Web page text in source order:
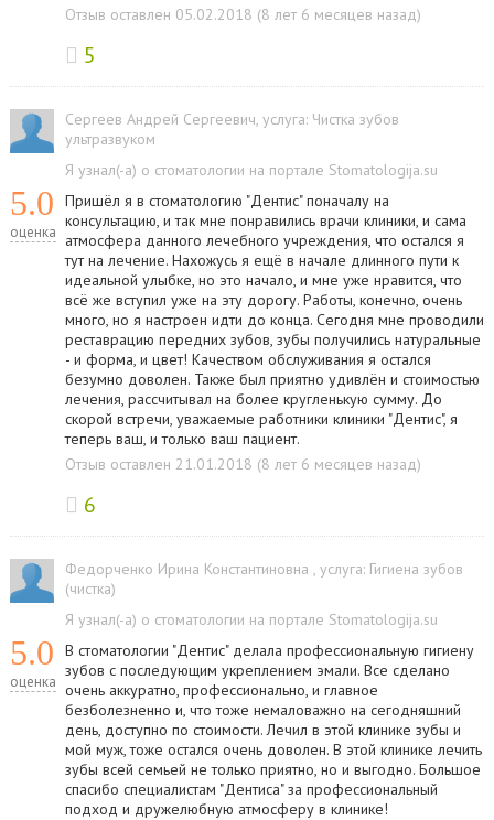
Отзыв оставлен 05.02.2018 (8 лет 6 месяцев назад)
5
5.0
оценка
Сергеев Андрей Сергеевич, услуга: Чистка зубов
ультразвуком
Я узнал(-а) о стоматологии на портале Stomatologija.su
Пришёл я в стоматологию "Дентис" поначалу на
консультацию, и так мне понравились врачи клиники, и сама
атмосфера данного лечебного учреждения, что остался я
тут на лечение. Нахожусь я ещё в начале длинного пути к
идеальной улыбке, но это начало, и мне уже нравится, что
всё же вступил уже на эту дорогу. Работы, конечно, очень
много, но я настроен идти до конца. Сегодня мне проводили
реставрацию передних зубов, зубы получились натуральные
- и форма, и цвет! Качеством обслуживания я остался
безумно доволен. Также был приятно удивлён и стоимостью
лечения, рассчитывал на более кругленькую сумму. До
скорой встречи, уважаемые работники клиники "Дентис", я
теперь ваш, и только ваш пациент.
Отзыв оставлен 21.01.2018 (8 лет 6 месяцев назад)
6
5.0
оценка
Федорченко Ирина Константиновна , услуга: Гигиена зубов
(чистка)
Я узнал(-а) о стоматологии на портале Stomatologija.su
В стоматологии "Дентис" делала профессиональную гигиену
зубов с последующим укреплением эмали. Все сделано
очень аккуратно, профессионально, и главное
безболезненно и, что тоже немаловажно на сегодняшний
день, доступно по стоимости. Лечил в этой клинике зубы и
мой муж, тоже остался очень доволен. В этой клинике лечить
зубы всей семьей не только приятно, но и выгодно. Большое
спасибо специалистам "Дентиса" за профессиональный
подход и дружелюбную атмосферу в клинике!